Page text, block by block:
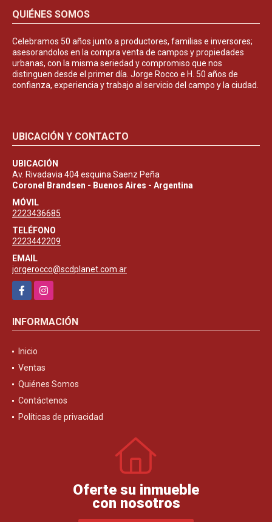
QUIÉNES SOMOS
Celebramos 50 años junto a productores, familias e inversores;
asesorandolos en la compra venta de campos y propiedades
urbanas, con la misma seriedad y compromiso que nos
distinguen desde el primer día. Jorge Rocco e H. 50 años de
confianza, experiencia y trabajo al servicio del campo y la ciudad.
UBICACIÓN Y CONTACTO
UBICACIÓN
Av. Rivadavia 404 esquina Saenz Peña
Coronel Brandsen - Buenos Aires - Argentina
MÓVIL
2223436685
TELÉFONO
2223442209
EMAIL
jorgerocco@scdplanet.com.ar
FacebookInstagram
INFORMACIÓN
Inicio
Ventas
Quiénes Somos
Contáctenos
Políticas de privacidad
Oferte su inmueble
con nosotros